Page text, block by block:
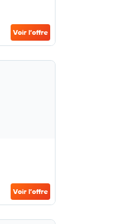
Voir l’offre
Voir l’offre